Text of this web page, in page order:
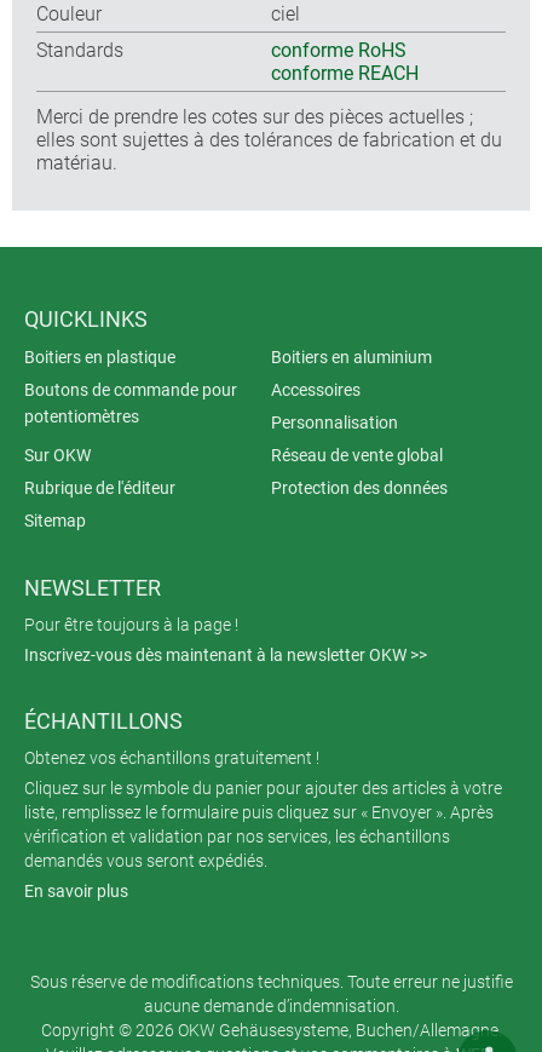
Couleur
ciel
Standards
conforme RoHS
conforme REACH
Merci de prendre les cotes sur des pièces actuelles ;
elles sont sujettes à des tolérances de fabrication et du
matériau.
QUICKLINKS
Boitiers en plastique
Boitiers en aluminium
Boutons de commande pour
potentiomètres
Accessoires
Personnalisation
Sur OKW
Réseau de vente global
Rubrique de l'éditeur
Protection des données
Sitemap
NEWSLETTER
Pour être toujours à la page !
Inscrivez-vous dès maintenant à la newsletter OKW >>
ÉCHANTILLONS
Obtenez vos échantillons gratuitement !
Cliquez sur le symbole du panier pour ajouter des articles à votre
liste, remplissez le formulaire puis cliquez sur « Envoyer ». Après
vérification et validation par nos services, les échantillons
demandés vous seront expédiés.
En savoir plus
Sous réserve de modifications techniques. Toute erreur ne justifie
aucune demande d’indemnisation.
Copyright © 2026 OKW Gehäusesysteme, Buchen/Allemagne.